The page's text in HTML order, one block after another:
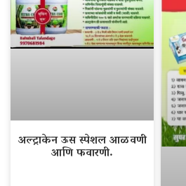
अल्ट्राकेन ऊस स्पेशल आळवणी
आणि फवारणी.